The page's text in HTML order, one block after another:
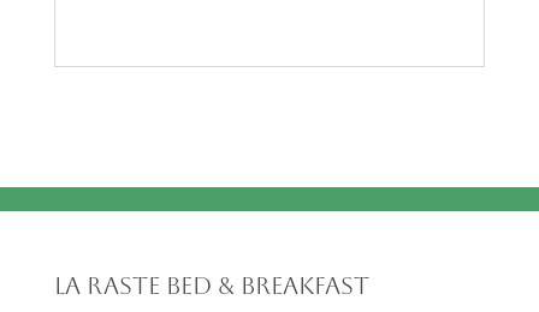
La Raste Bed & Breakfast